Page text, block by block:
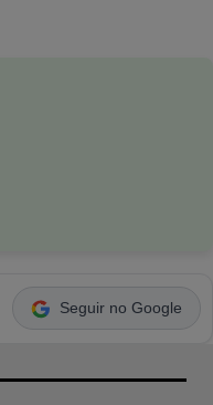
Seguir no Google